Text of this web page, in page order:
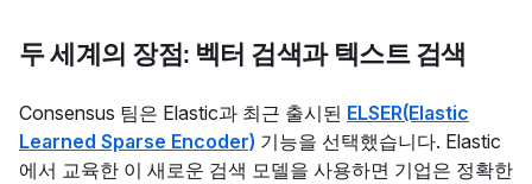
두 세계의 장점: 벡터 검색과 텍스트 검색
Consensus 팀은 Elastic과 최근 출시된 ELSER(Elastic
Learned Sparse Encoder) 기능을 선택했습니다. Elastic
에서 교육한 이 새로운 검색 모델을 사용하면 기업은 정확한